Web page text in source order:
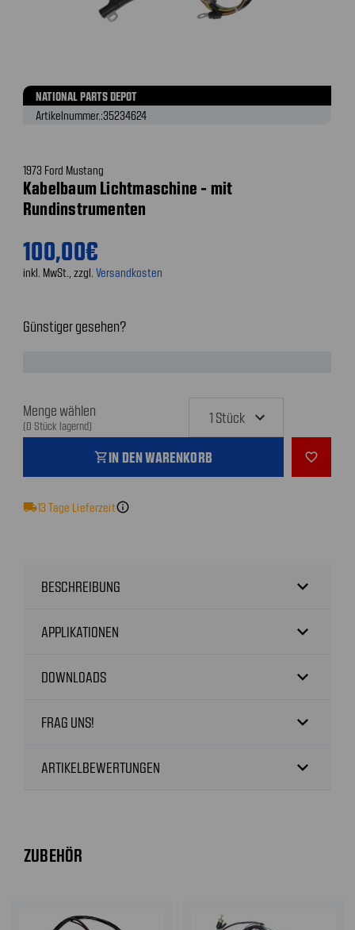
NATIONAL PARTS DEPOT
Artikelnummer.:35234624
1973 Ford Mustang
Kabelbaum Lichtmaschine - mit
Rundinstrumenten
100,00€
inkl. MwSt., zzgl. Versandkosten
Günstiger gesehen?
Menge wählen
(0 Stück lagernd)
shopping_cartIN DEN WARENKORB favorite_outline
local_shipping13 Tage Lieferzeitinfo
BESCHREIBUNG expand_more
APPLIKATIONEN expand_more
DOWNLOADS expand_more
FRAG UNS! expand_more
ARTIKELBEWERTUNGEN expand_more
ZUBEHÖR